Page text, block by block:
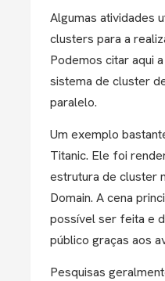
Algumas atividades
clusters para a
Podemos citar aqui
sistema de cluster
paralelo.
Um exemplo
Titanic. Ele foi
estrutura de cluster
Domain. A cena
possível ser feita e
público graças aos
Pesquisas